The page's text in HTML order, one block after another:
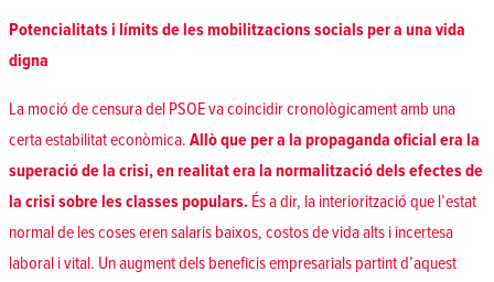
Potencialitats i límits de les mobilitzacions socials per a una vida
digna
La moció de censura del PSOE va coincidir cronològicament amb una
certa estabilitat econòmica. Allò que per a la propaganda oficial era la
superació de la crisi, en realitat era la normalització dels efectes de
la crisi sobre les classes populars. És a dir, la interiorització que l’estat
normal de les coses eren salaris baixos, costos de vida alts i incertesa
laboral i vital. Un augment dels beneficis empresarials partint d’aquest